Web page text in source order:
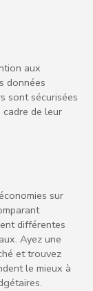
aux
données
sont sécurisées
de leur
sur
différentes
Ayez une
et trouvez
le mieux à